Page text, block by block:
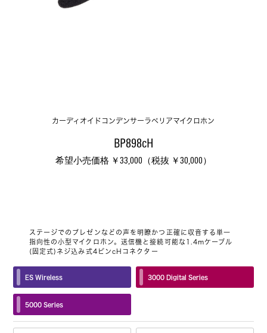
カーディオイドコンデンサーラベリアマイクロホン
BP898cH
希望小売価格 ￥33,000（税抜 ￥30,000）
ステージでのプレゼンなどの声を明瞭かつ正確に収音する単一
指向性の小型マイクロホン。送信機と接続可能な1.4mケーブル
(固定式)ネジ込み式4ピンcHコネクター
ES Wireless 3000 Digital Series
5000 Series